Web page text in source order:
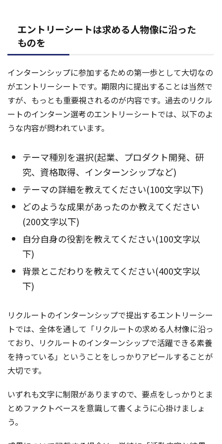
エントリーシートは求める人物像に沿った
ものを
インターンシップに参加するための第一歩として大切なの
がエントリーシートです。期限内に提出することは当然で
すが、もっとも重要視されるのが内容です。過去のリクル
ートのインターン選考のエントリーシートでは、以下のよ
うな内容が問われています。
テーマ種別を選択(起業、プロダクト開発、研
究、資格取得、インターンシップなど)
テーマの詳細を教えてください(100文字以下)
どのような成果があったのか教えてください
(200文字以下)
自分自身の役割を教えてください(100文字以
下)
背景とこだわりを教えてください(400文字以
下)
リクルートのインターンシップで提出するエントリーシー
トでは、全体を通して「リクルートの求める人材像に沿っ
ており、リクルートのインターンシップで活躍できる素養
を持っている」ということをしっかりアピールすることが
大切です。
いずれも文字に制限がありますので、要点をしっかりとま
とめファクトベースを意識して書くように心掛けましょ
う。